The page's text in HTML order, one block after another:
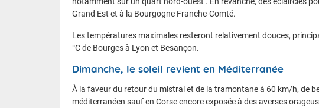
Grand Est et à la Bourgogne Franche-Comté.
Les températures maximales resteront relativement douces,
°C de Bourges à Lyon et Besançon.
Dimanche, le soleil revient en Méditerranée
À la faveur du retour du mistral et de la tramontane à 60 km/h, de
méditerranéen sauf en Corse encore exposée à des averses